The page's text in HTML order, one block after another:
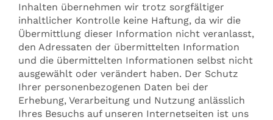
Inhalten übernehmen wir trotz sorgfältiger
inhaltlicher Kontrolle keine Haftung, da wir die
Übermittlung dieser Information nicht veranlasst,
den Adressaten der übermittelten Information
und die übermittelten Informationen selbst nicht
ausgewählt oder verändert haben. Der Schutz
Ihrer personenbezogenen Daten bei der
Erhebung, Verarbeitung und Nutzung anlässlich
Ihres Besuchs auf unseren Internetseiten ist uns